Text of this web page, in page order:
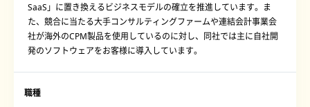
SaaS」に置き換えるビジネスモデルの確立を推進しています。ま
た、競合に当たる大手コンサルティングファームや連結会計事業会
社が海外のCPM製品を使用しているのに対し、同社では主に自社開
発のソフトウェアをお客様に導入しています。
職種